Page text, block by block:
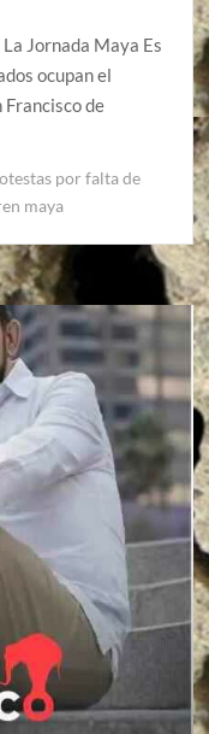
Jornada Maya Es
ocupan el
Francisco de
por falta de
maya